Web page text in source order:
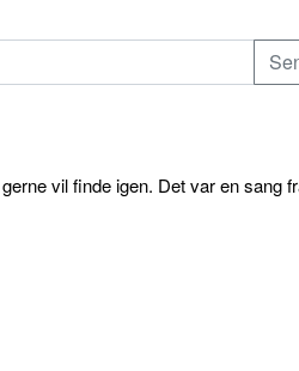
vil finde igen. Det var en sang